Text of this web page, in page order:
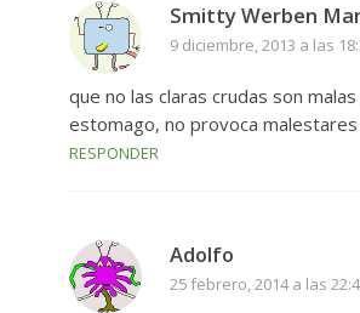
Smitty Werben
9 diciembre, 2013 a las
que no las claras crudas son
estomago, no provoca
RESPONDER
Adolfo
25 febrero, 2014 a las